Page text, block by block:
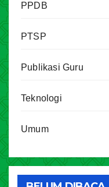
PPDB
PTSP
Publikasi Guru
Teknologi
Umum